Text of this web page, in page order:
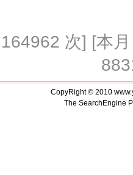
次] [本
CopyRight © 2010
The SearchEngine